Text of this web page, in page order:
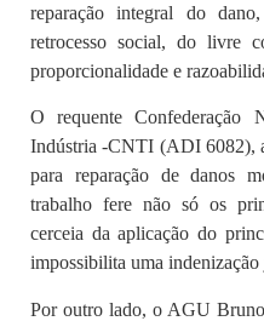
reparação integral do
retrocesso social, do livre
proporcionalidade e
O requente Confederação
Indústria -CNTI (ADI 6082),
para reparação de danos
trabalho fere não só os
cerceia da aplicação do
impossibilita uma indenização
Por outro lado, o AGU